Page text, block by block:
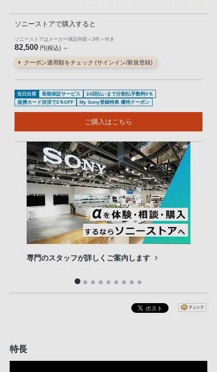
ソニーストアで購入すると
ソニーストアはメーカー保証内容 ＜3年＞ 付き
82,500 円(税込) ～
クーポン適用額をチェック (サインイン/新規登録)
当日出荷 長期保証サービス
24回払いまで分割払手数料0％
提携カード決済で3％OFF
My Sony登録特典 優待クーポン
ご購入はこちら
専門のスタッフが詳しくご案内します
特長